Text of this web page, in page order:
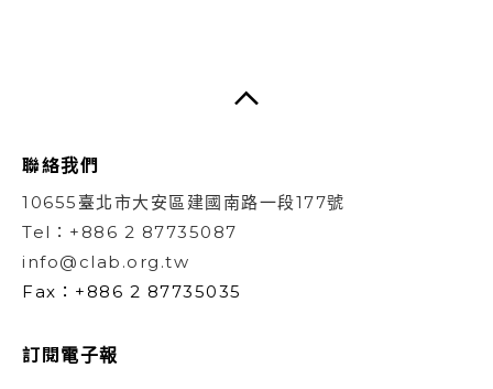
聯絡我們
10655臺北市大安區建國南路一段177號
Tel：+886 2 87735087
info@clab.org.tw
Fax：+886 2 87735035
訂閱電子報